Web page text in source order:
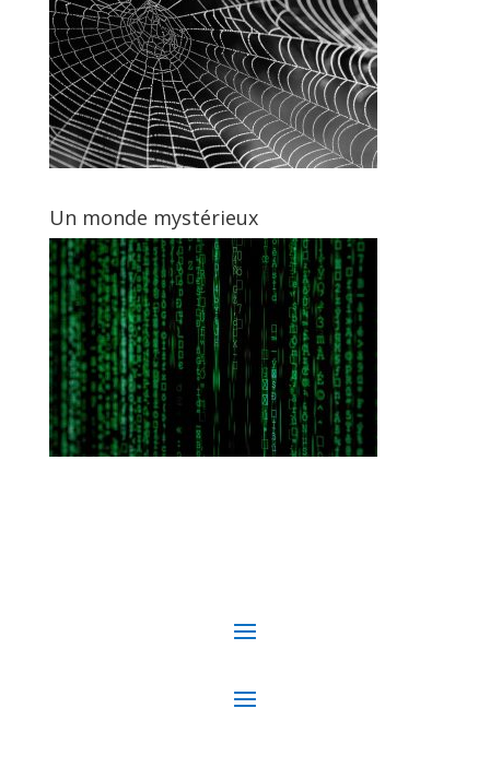
Un monde mystérieux